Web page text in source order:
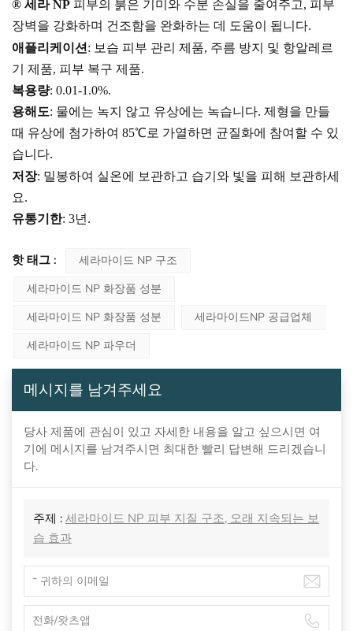
® 세라 NP 피부의 붉은 기미와 수분 손실을 줄여주고, 피부
장벽을 강화하며 건조함을 완화하는 데 도움이 됩니다.
애플리케이션 : 보습 피부 관리 제품, 주름 방지 및 항알레르
기 제품, 피부 복구 제품.
복용량: 0.01-1.0%.
용해도: 물에는 녹지 않고 유상에는 녹습니다. 제형을 만들
때 유상에 첨가하여 85℃로 가열하면 균질화에 참여할 수 있
습니다.
저장: 밀봉하여 실온에 보관하고 습기와 빛을 피해 보관하세
요.
유통기한: 3년.
핫 태그 :
세라마이드 NP 구조
세라마이드 NP 화장품 성분
세라마이드 NP 화장품 성분
세라마이드NP 공급업체
세라마이드 NP 파우더
메시지를 남겨주세요
당사 제품에 관심이 있고 자세한 내용을 알고 싶으시면 여
기에 메시지를 남겨주시면 최대한 빨리 답변해 드리겠습니
다.
주제 : 세라마이드 NP 피부 지질 구조, 오래 지속되는 보
습 효과